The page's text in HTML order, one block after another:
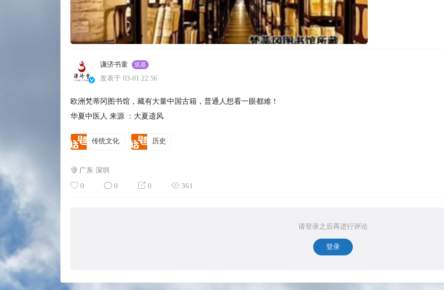
谦济书童 筑基
发表于 03-01 22:56
欧洲梵蒂冈图书馆，藏有大量中国古籍，普通人想看一眼都难！
华夏中医人 来源 ：大夏遗风
传统文化 历史
广东·深圳
0 0 0 361
请登录之后再进行评论
登录